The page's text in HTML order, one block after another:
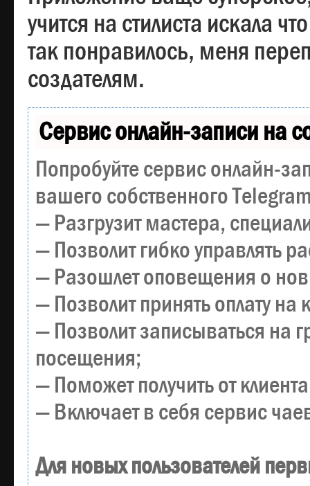
учится на стилиста искала
так понравилось, меня
создателям.
Сервис онлайн-записи на
Попробуйте сервис онлайн-
вашего собственного
— Разгрузит мастера,
— Позволит гибко управлять
— Разошлет оповещения о
— Позволит принять оплату
— Позволит записываться на
посещения;
— Поможет получить от
— Включает в себя сервис
Для новых пользователей